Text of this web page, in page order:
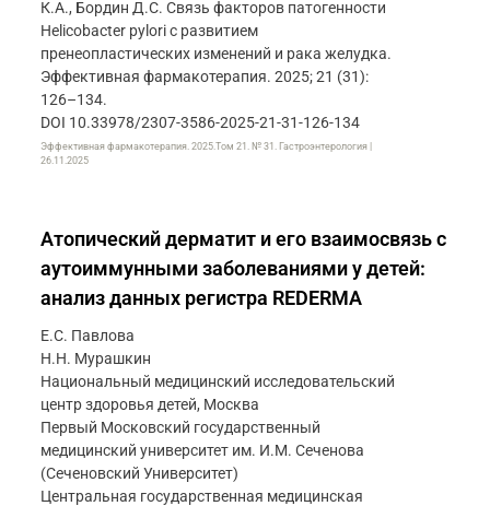
К.А., Бордин Д.С. Связь факторов патогенности
Helicobacter pylori с развитием
пренеопластических изменений и рака желудка.
Эффективная фармакотерапия. 2025; 21 (31):
126–134.
DOI 10.33978/2307-3586-2025-21-31-126-134
Эффективная фармакотерапия. 2025.Том 21. № 31. Гастроэнтерология |
26.11.2025
Атопический дерматит и его взаимосвязь с
аутоиммунными заболеваниями у детей:
анализ данных регистра REDERMA
Е.С. Павлова
Н.Н. Мурашкин
Национальный медицинский исследовательский
центр здоровья детей, Москва
Первый Московский государственный
медицинский университет им. И.М. Сеченова
(Сеченовский Университет)
Центральная государственная медицинская